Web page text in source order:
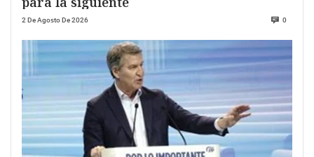
2 De Agosto De 2026 0